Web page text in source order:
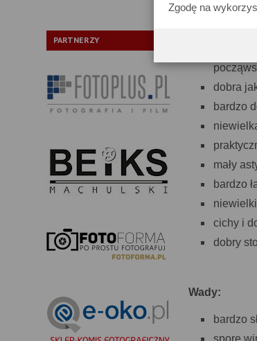
Zgodę na
PARTNERZY
dobra
bardzo
mały
bardzo
cichy i
dobry
Wady:
bardzo
spore